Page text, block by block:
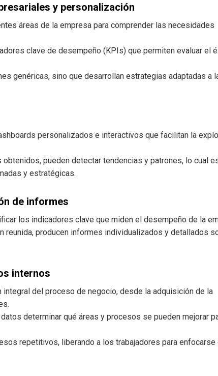
y personalización
áreas de la empresa para comprender las necesidades
clave de desempeño (KPIs) que permiten evaluar el
genéricas, sino que desarrollan estrategias adaptadas a
personalizados e interactivos que facilitan la
pueden detectar tendencias y patrones, lo cual
y estratégicas.
de informes
los indicadores clave que miden el desempeño de la
reunida, producen informes individualizados y detallados
internos
integral del proceso de negocio, desde la adquisición de la
determinar qué áreas y procesos se pueden mejorar
repetitivos, liberando a los trabajadores para enfocarse